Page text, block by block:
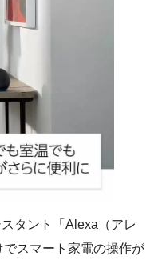
タント「Alexa（アレ
スマート家電の操作が